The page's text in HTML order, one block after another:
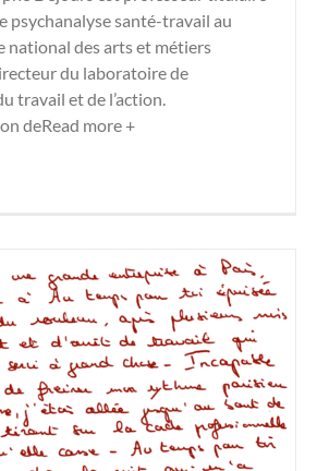
psychanalyse santé-travail au
national des arts et métiers
du laboratoire de
travail et de l’action.
deRead more +